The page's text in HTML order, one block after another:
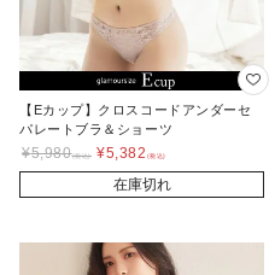
【Eカップ】クロスコードアンダーセ
パレートブラ＆ショーツ
¥5,980 ¥5,382
在庫切れ